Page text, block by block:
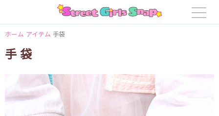
ホーム アイテム 手袋
手袋